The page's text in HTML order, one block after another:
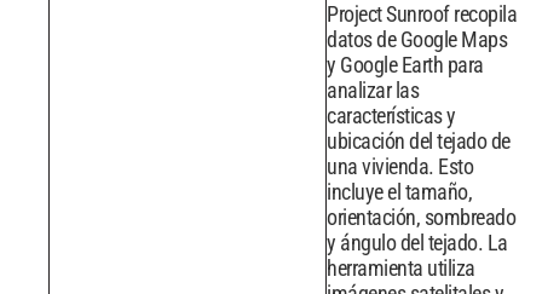
Project Sunroof recopila
datos de Google Maps
y Google Earth para
analizar las
características y
ubicación del tejado de
una vivienda. Esto
incluye el tamaño,
orientación, sombreado
y ángulo del tejado. La
herramienta utiliza